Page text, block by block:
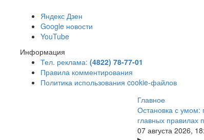
Яндекс Дзен
Google новости
YouTube
Информация
Тел. реклама: (4822) 78-77-01
Правила комментирования
Политика использования cookie-файлов
Главное
Остановка с умом:
главных правилах
07 августа 2026,